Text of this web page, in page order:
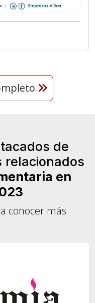
de
relacionados
en
conocer más